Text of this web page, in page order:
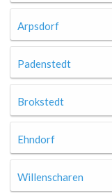
Arpsdorf
Padenstedt
Brokstedt
Ehndorf
Willenscharen